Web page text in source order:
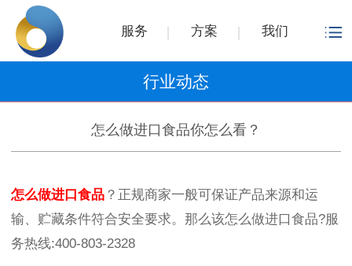
服务 方案 我们
行业动态
怎么做进口食品你怎么看？
怎么做进口食品 ？正规商家一般可保证产品来源和运
输、贮藏条件符合安全要求。那么该怎么做进口食品?服
务热线:400-803-2328